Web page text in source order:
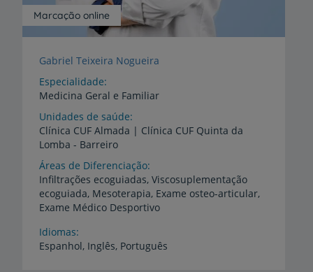
Marcação online
Gabriel Teixeira Nogueira
Especialidade
Medicina Geral e Familiar
Unidades de saúde
Clínica CUF Almada | Clínica CUF Quinta da
Lomba - Barreiro
Áreas de Diferenciação
Infiltrações ecoguiadas, Viscosuplementação
ecoguiada, Mesoterapia, Exame osteo-articular,
Exame Médico Desportivo
Idiomas
Espanhol, Inglês, Português